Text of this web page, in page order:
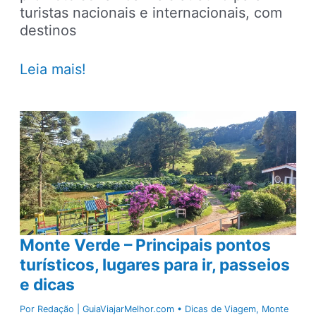
turistas nacionais e internacionais, com
destinos
25
destinos
para
viajar
no
Brasil
em
2025
Leia mais!
Monte Verde – Principais pontos
turísticos, lugares para ir, passeios
e dicas
Por Redação | GuiaViajarMelhor.com • Dicas de Viagem, Monte